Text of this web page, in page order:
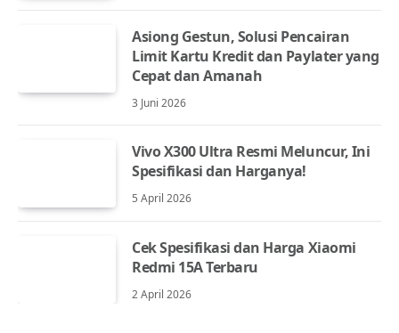
Asiong Gestun, Solusi Pencairan
Limit Kartu Kredit dan Paylater yang
Cepat dan Amanah
3 Juni 2026
Vivo X300 Ultra Resmi Meluncur, Ini
Spesifikasi dan Harganya!
5 April 2026
Cek Spesifikasi dan Harga Xiaomi
Redmi 15A Terbaru
2 April 2026